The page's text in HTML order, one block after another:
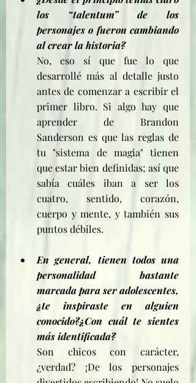
los “talentum” de los
personajes o fueron cambiando
al crear la historia?
No, eso sí que fue lo que
desarrollé más al detalle justo
antes de comenzar a escribir el
primer libro. Si algo hay que
aprender de Brandon
Sanderson es que las reglas de
tu "sistema de magia" tienen
que estar bien definidas; así que
sabía cuáles iban a ser los
cuatro, sentido, corazón,
cuerpo y mente, y también sus
puntos débiles.
En general, tienen todos una
personalidad bastante
marcada para ser adolescentes,
¿te inspiraste en alguien
conocido?¿Con cuál te sientes
más identificada?
Son chicos con carácter,
¿verdad? ¡De los personajes